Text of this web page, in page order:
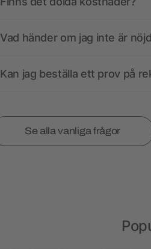
Vad händer om jag inte är
Kan jag beställa ett prov på
Se alla vanliga frågor